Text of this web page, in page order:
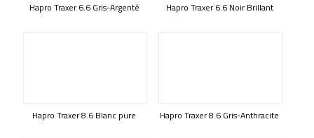
Hapro Traxer 6.6 Gris-Argenté Hapro Traxer 6.6 Noir Brillant
Hapro Traxer 8.6 Blanc pure Hapro Traxer 8.6 Gris-Anthracite